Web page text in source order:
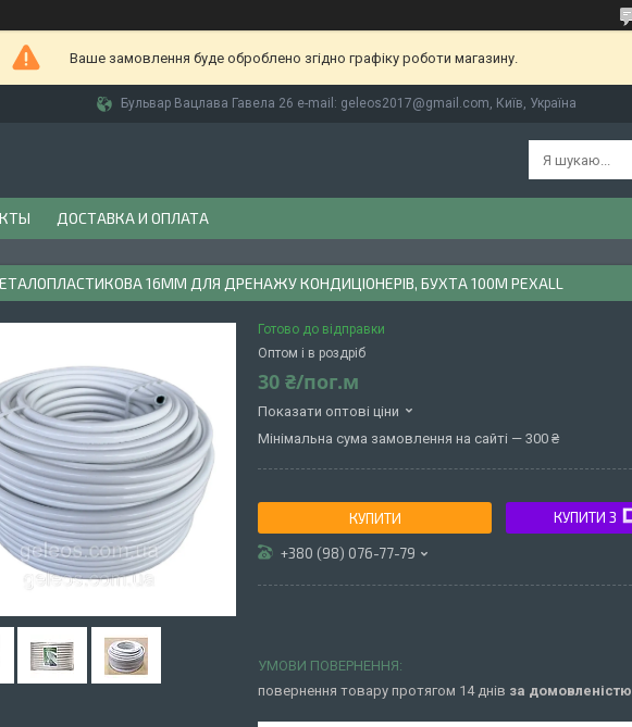
Ваше замовлення буде оброблено згідно графіку роботи магазину.
Бульвар Вацлава Гавела 26 e-mail: geleos2017@gmail.com, Київ, Україна
ДОСТАВКА И ОПЛАТА
16ММ ДЛЯ ДРЕНАЖУ КОНДИЦІОНЕРІВ, БУХТА 100М PEXALL
Готово до відправки
Оптом і в роздріб
30 ₴/пог.м
Показати оптові ціни
Мінімальна сума замовлення на сайті — 300 ₴
КУПИТИ КУПИТИ З
+380 (98) 076-77-79
повернення товару протягом 14 днів за домовленістю